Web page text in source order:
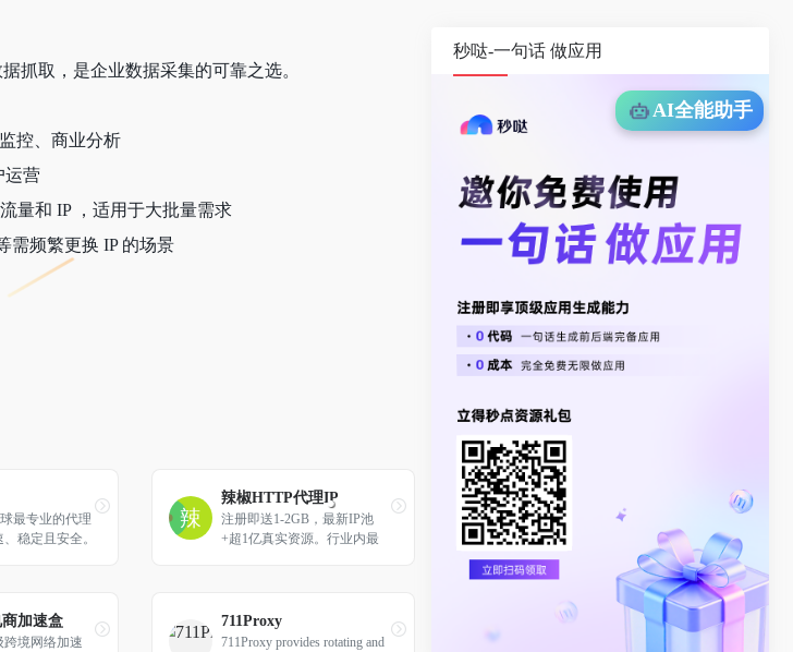
抓取，是企业数据采集的可靠之选。
控、商业分析
运营
量和 IP ，适用于大批量需求
需频繁更换 IP 的场景
最专业的代理
稳定且安全。
辣椒HTTP代理IP
注册即送1-2GB，最新IP池
+超1亿真实资源。行业内最
加速盒
境网络加速
711Proxy
711Proxy provides rotating and
秒哒-一句话 做应用
AI全能助手